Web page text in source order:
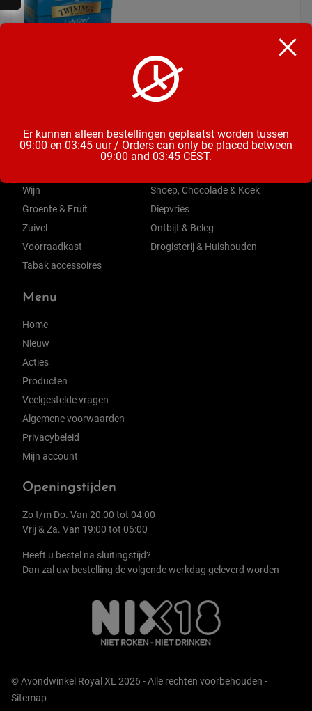
Categorieën
Bier
Wijn
Groente & Fruit
Zuivel
Voorraadkast
Tabak accessoires
Mix & Aperitieven Drankjes
Snoep, Chocolade & Koek
Diepvries
Ontbijt & Beleg
Drogisterij & Huishouden
Menu
Home
Nieuw
Acties
Producten
Veelgestelde vragen
Algemene voorwaarden
Privacybeleid
Mijn account
Openingstijden
Zo t/m Do. Van 20:00 tot 04:00
Vrij & Za. Van 19:00 tot 06:00
Heeft u bestel na sluitingstijd?
Dan zal uw bestelling de volgende werkdag geleverd worden
© Avondwinkel Royal XL 2026 - Alle rechten voorbehouden -
Sitemap
Er kunnen alleen bestellingen geplaatst worden tussen
09:00 en 03:45 uur / Orders can only be placed between
09:00 and 03:45 CEST.